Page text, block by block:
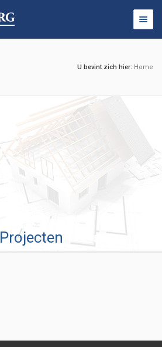
U bevint zich hier: Home
Projecten